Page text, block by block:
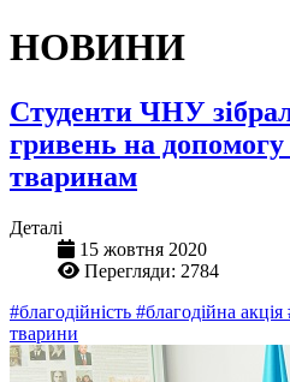
НОВИНИ
Студенти ЧНУ
гривень на
тваринам
Деталі
15 жовтня 2020
Перегляди: 2784
#благодійність #благодійна акція
тварини